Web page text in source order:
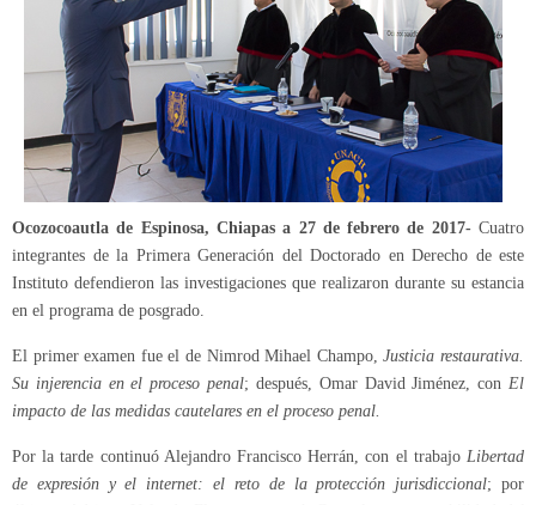
Ocozocoautla de Espinosa, Chiapas a 27 de febrero de 2017-Cuatro
integrantes de la Primera Generación del Doctorado en Derecho de este
Instituto defendieron las investigaciones que realizaron durante su estancia
en el programa de posgrado.
El primer examen fue el de Nimrod Mihael Champo,Justicia restaurativa.
Su injerencia en el proceso penal; después, Omar David Jiménez, conEl
impacto de las medidas cautelares en el proceso penal.
Por la tarde continuó Alejandro Francisco Herrán, con el trabajo Libertad
de expresión y el internet: el reto de la protección jurisdiccional; por